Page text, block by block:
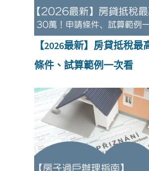
【2026最新】房貸抵稅最
條件、試算範例一次看